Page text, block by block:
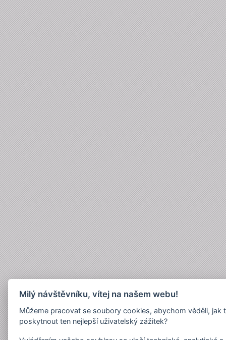
Milý návštěvníku, vítej na našem webu!
Můžeme pracovat se soubory cookies, abychom věděli, jak
poskytnout ten nejlepší uživatelský zážitek?